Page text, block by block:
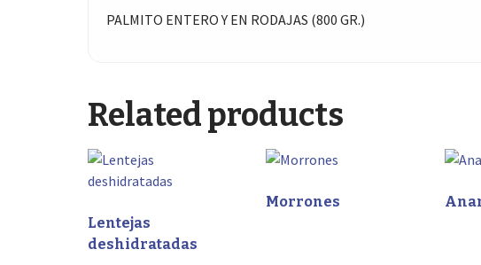
PALMITO ENTERO Y EN RODAJAS (800 GR.)
Related products
Lentejas
deshidratadas
Morrones